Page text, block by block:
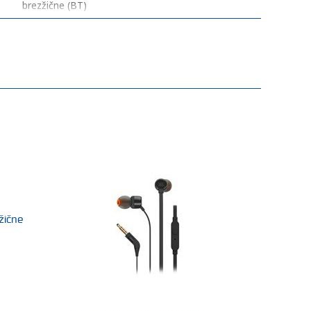
brezžične (BT)
ni podatka